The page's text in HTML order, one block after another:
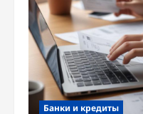
Банки и кредиты